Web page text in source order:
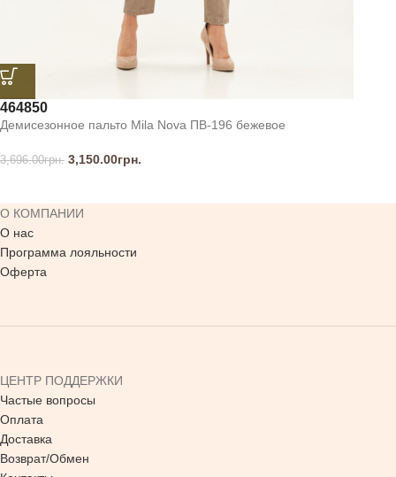
464850
Демисезонное пальто Mila Nova ПВ-196 бежевое
3,696.00грн. 3,150.00грн.
О КОМПАНИИ
О нас
Программа лояльности
Оферта
ЦЕНТР ПОДДЕРЖКИ
Частые вопросы
Оплата
Доставка
Возврат/Обмен